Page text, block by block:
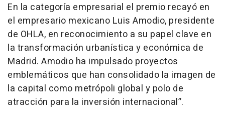
En la categoría empresarial el premio recayó en
el empresario mexicano Luis Amodio, presidente
de OHLA, en reconocimiento a su papel clave en
la transformación urbanística y económica de
Madrid. Amodio ha impulsado proyectos
emblemáticos que han consolidado la imagen de
la capital como metrópoli global y polo de
atracción para la inversión internacional”.